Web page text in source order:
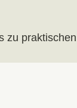
zu